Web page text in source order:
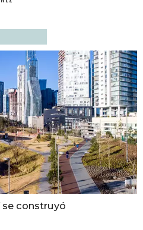
se construyó